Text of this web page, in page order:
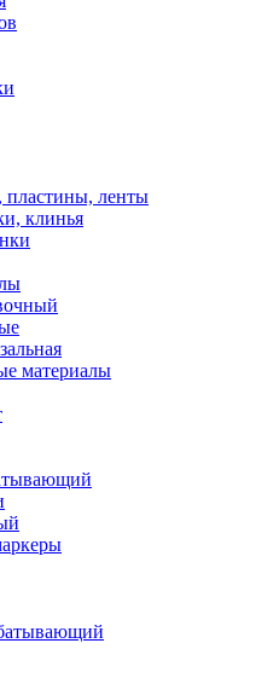
ленты
клинья
материалы